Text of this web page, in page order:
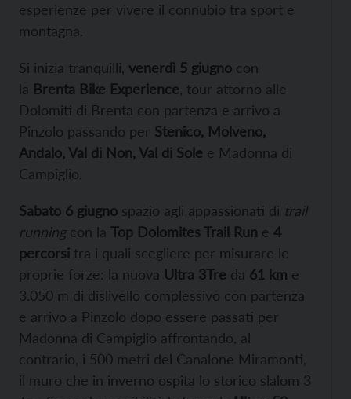
esperienze per vivere il connubio tra sport e
montagna.
Si inizia tranquilli, venerdì 5 giugno con
la Brenta Bike Experience , tour attorno alle
Dolomiti di Brenta con partenza e arrivo a
Pinzolo passando per Stenico, Molveno,
Andalo, Val di Non, Val di Sole e Madonna di
Campiglio.
Sabato 6 giugno spazio agli appassionati di trail
running con la Top Dolomites Trail Run e 4
percorsi tra i quali scegliere per misurare le
proprie forze: la nuova Ultra 3Tre da 61 km e
3.050 m di dislivello complessivo con partenza
e arrivo a Pinzolo dopo essere passati per
Madonna di Campiglio affrontando, al
contrario, i 500 metri del Canalone Miramonti,
il muro che in inverno ospita lo storico slalom 3